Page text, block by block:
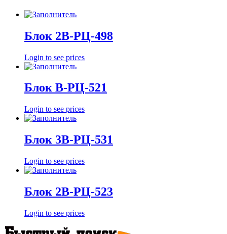
Блок 2В-РЦ-498
Login to see prices
Блок В-РЦ-521
Login to see prices
Блок 3В-РЦ-531
Login to see prices
Блок 2В-РЦ-523
Login to see prices